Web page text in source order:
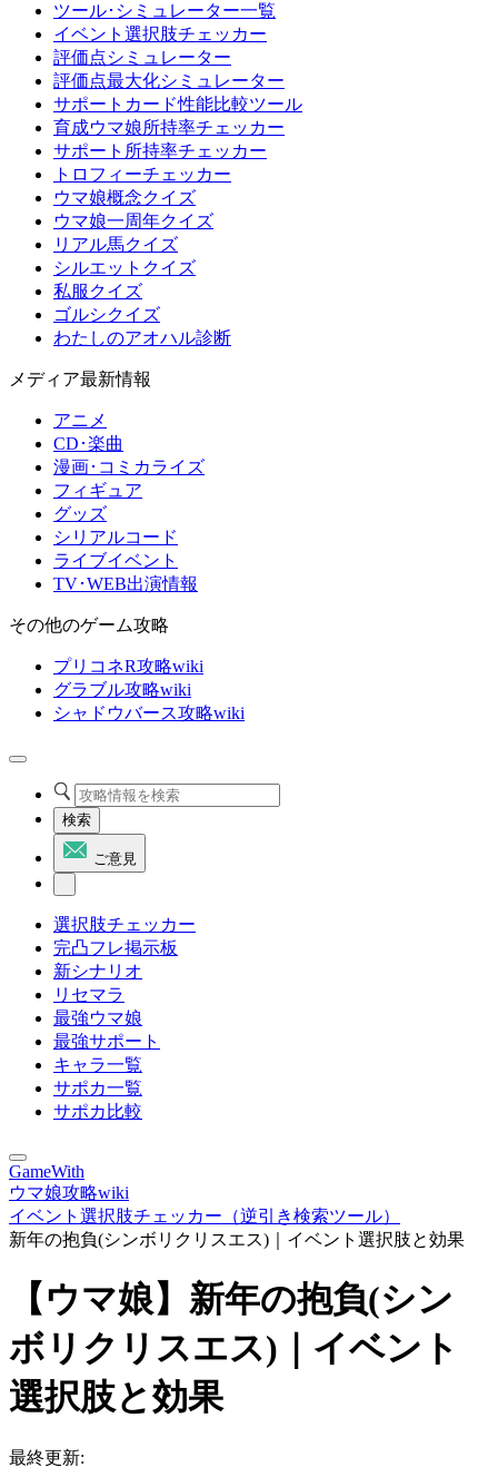
ツール･シミュレーター一覧
イベント選択肢チェッカー
評価点シミュレーター
評価点最大化シミュレーター
サポートカード性能比較ツール
育成ウマ娘所持率チェッカー
サポート所持率チェッカー
トロフィーチェッカー
ウマ娘概念クイズ
ウマ娘一周年クイズ
リアル馬クイズ
シルエットクイズ
私服クイズ
ゴルシクイズ
わたしのアオハル診断
メディア最新情報
アニメ
CD･楽曲
漫画･コミカライズ
フィギュア
グッズ
シリアルコード
ライブイベント
TV･WEB出演情報
その他のゲーム攻略
プリコネR攻略wiki
グラブル攻略wiki
シャドウバース攻略wiki
検索
ご意見
選択肢チェッカー
完凸フレ掲示板
新シナリオ
リセマラ
最強ウマ娘
最強サポート
キャラ一覧
サポカ一覧
サポカ比較
GameWith
ウマ娘攻略wiki
イベント選択肢チェッカー（逆引き検索ツール）
新年の抱負(シンボリクリスエス)｜イベント選択肢と効果
【ウマ娘】新年の抱負(シン
ボリクリスエス)｜イベント
選択肢と効果
最終更新: